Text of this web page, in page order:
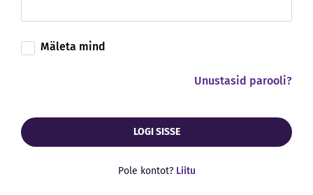
Mäleta mind
Unustasid parooli?
LOGI SISSE
Pole kontot? Liitu